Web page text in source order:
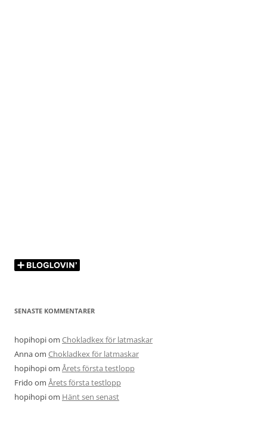
SENASTE KOMMENTARER
hopihopiom Chokladkex för latmaskar
Annaom Chokladkex för latmaskar
hopihopiom Årets första testlopp
Frido om Årets första testlopp
hopihopiom Hänt sen senast